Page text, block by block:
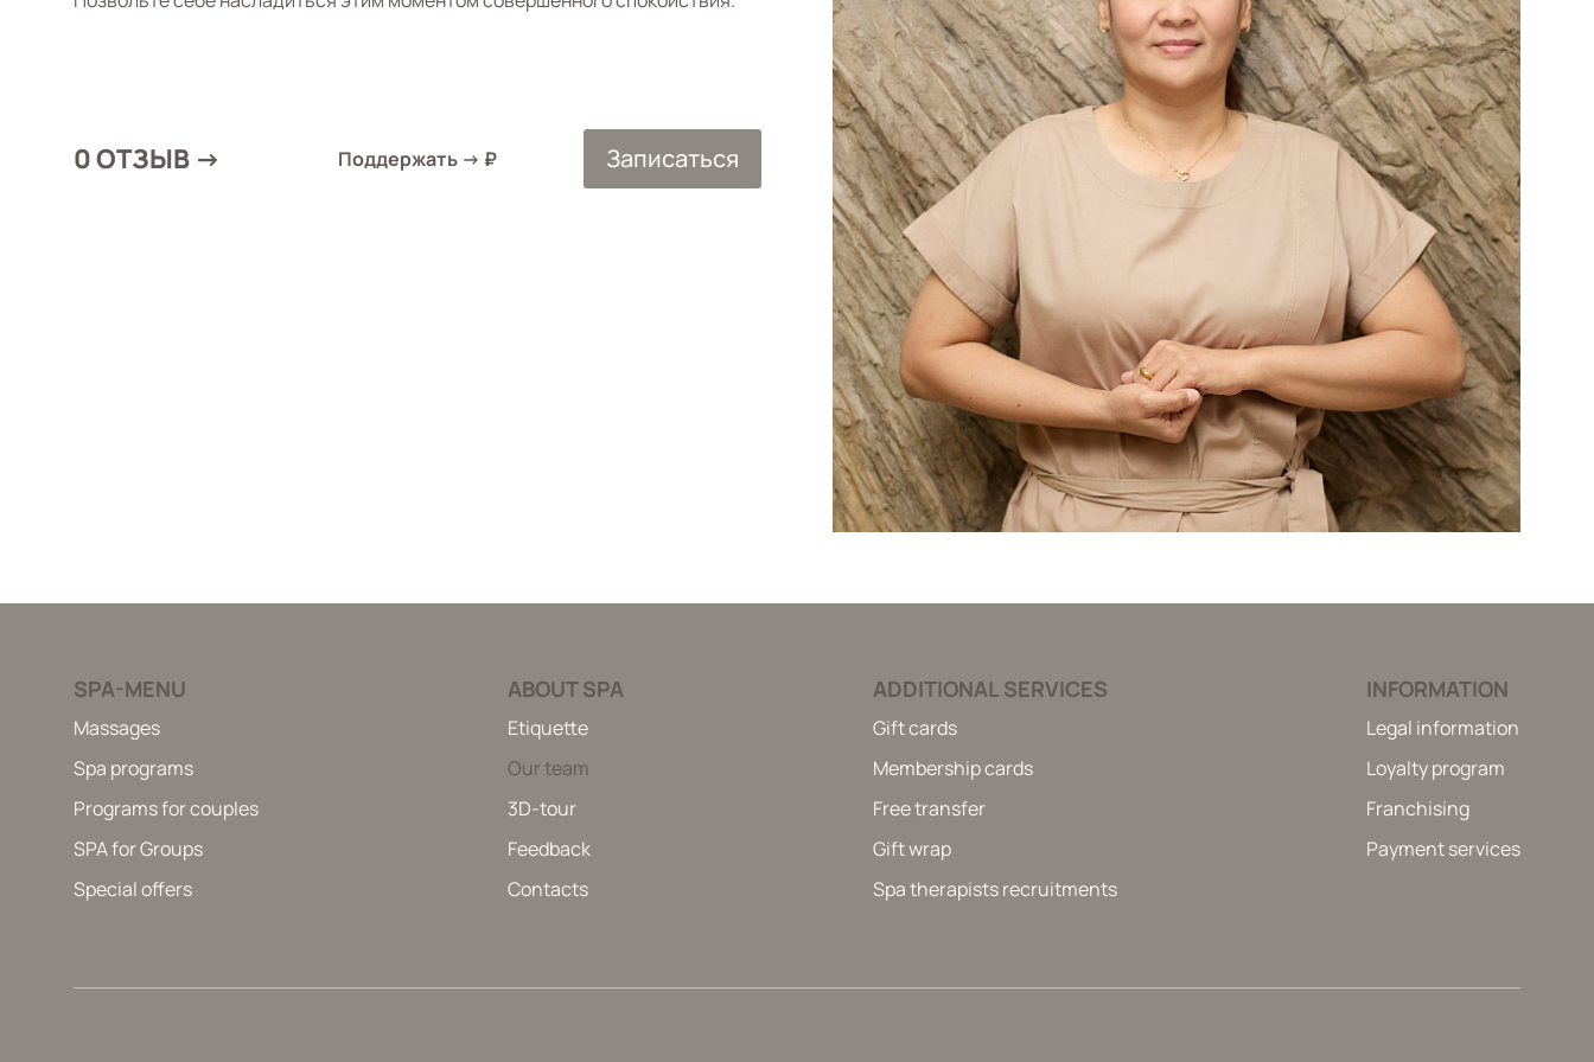
0 ОТЗЫВ → Поддержать → ₽ Записаться
SPA-MENU
Massages
Spa programs
Programs for couples
SPA for Groups
Special offers
ABOUT SPA
Etiquette
Our team
3D-tour
Feedback
Contacts
ADDITIONAL SERVICES
Gift cards
Membership cards
Free transfer
Gift wrap
Spa therapists recruitments
INFORMATION
Legal information
Loyalty program
Franchising
Payment services